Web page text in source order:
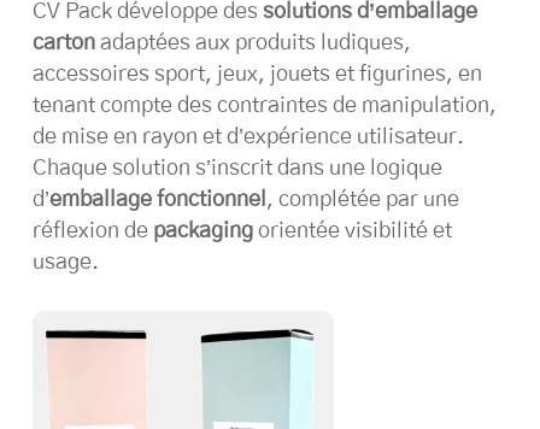
CV Pack développe des solutions d’emballage
cartonadaptées aux produits ludiques,
accessoires sport, jeux, jouets et figurines, en
tenant compte des contraintes de manipulation,
de mise en rayon et d’expérience utilisateur.
Chaque solution s’inscrit dans une logique
d’emballage fonctionnel , complétée par une
réflexion de packagingorientée visibilité et
usage.